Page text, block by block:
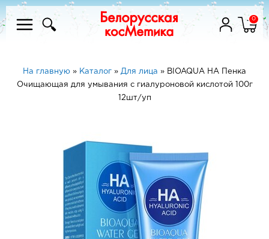
0
На главную » Каталог » Для лица » BIOAQUA HA Пенка
Очищающая для умывания с гиалуроновой кислотой 100г
12шт/уп